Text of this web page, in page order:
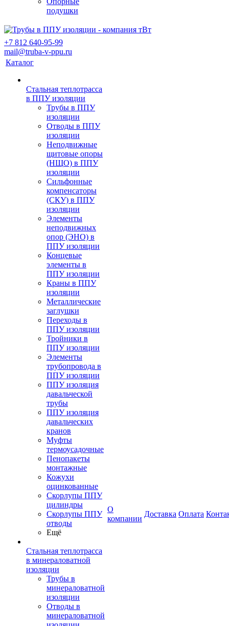
подушки
+7 812 640-95-99
mail@truba-v-ppu.ru
Каталог
Стальная теплотрасса
в ППУ изоляции
Трубы в ППУ
изоляции
Отводы в ППУ
изоляции
Неподвижные
щитовые опоры
(НЩО) в ППУ
изоляции
Cильфонные
компенсаторы
(СКУ) в ППУ
изоляции
Элементы
неподвижных
опор (ЭНО) в
ППУ изоляции
Концевые
элементы в
ППУ изоляции
Краны в ППУ
изоляции
Металлические
заглушки
Переходы в
ППУ изоляции
Тройники в
ППУ изоляции
Элементы
трубопровода в
ППУ изоляции
ППУ изоляция
давальческой
трубы
ППУ изоляция
давальческих
кранов
Муфты
термоусадочные
Пенопакеты
монтажные
Кожухи
оцинкованные
Скорлупы ППУ
цилиндры
Скорлупы ППУ
отводы
Ещё
Стальная теплотрасса
в минераловатной
изоляции
Трубы в
минераловатной
изоляции
Отводы в
минераловатной
О
компании
Доставка Оплата